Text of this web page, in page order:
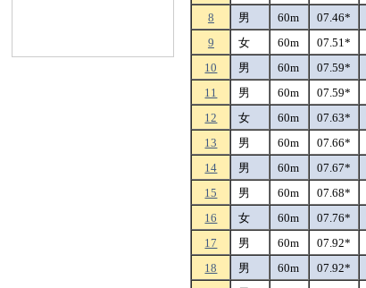
8
男 60m 07.46*
9
女 60m 07.51*
10
男 60m 07.59*
11
男 60m 07.59*
12
女 60m 07.63*
13
男 60m 07.66*
14
男 60m 07.67*
15
男 60m 07.68*
16
女 60m 07.76*
17
男 60m 07.92*
18
男 60m 07.92*